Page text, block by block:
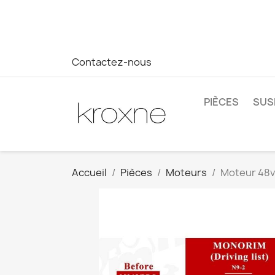
Contactez-nous
PIÈCES
Accueil Pièces Moteurs Moteur